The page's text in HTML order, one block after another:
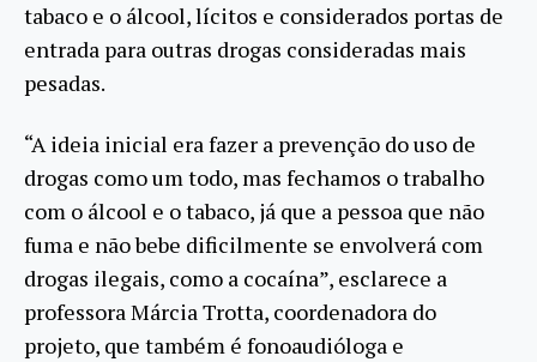
tabaco e o álcool, lícitos e considerados portas de
entrada para outras drogas consideradas mais
pesadas.
“A ideia inicial era fazer a prevenção do uso de
drogas como um todo, mas fechamos o trabalho
com o álcool e o tabaco, já que a pessoa que não
fuma e não bebe dificilmente se envolverá com
drogas ilegais, como a cocaína”, esclarece a
professora Márcia Trotta, coordenadora do
projeto, que também é fonoaudióloga e